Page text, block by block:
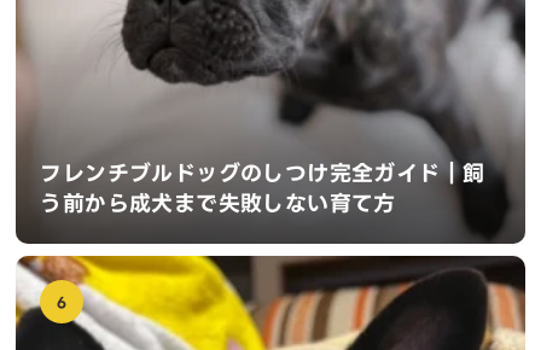
フレンチブルドッグのしつけ完全ガイド｜飼
う前から成犬まで失敗しない育て方
6